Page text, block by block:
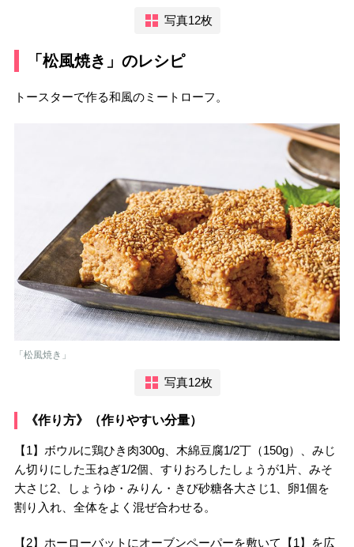
写真12枚
「松風焼き」のレシピ
トースターで作る和風のミートローフ。
「松風焼き」
写真12枚
《作り方》（作りやすい分量）
【1】ボウルに鶏ひき肉300g、木綿豆腐1/2丁（150g）、みじ
ん切りにした玉ねぎ1/2個、すりおろしたしょうが1片、みそ
大さじ2、しょうゆ・みりん・きび砂糖各大さじ1、卵1個を
割り入れ、全体をよく混ぜ合わせる。
【2】ホーローバットにオーブンペーパーを敷いて【1】を広